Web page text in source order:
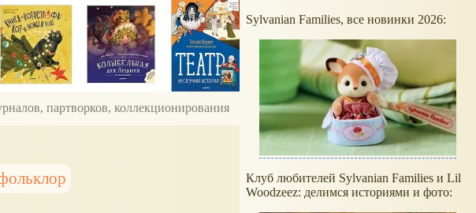
партворков, коллекционирования
Sylvanian Families, все новинки 2026:
Клуб любителей Sylvanian Families и Lil
Woodzeez: делимся историями и фото: